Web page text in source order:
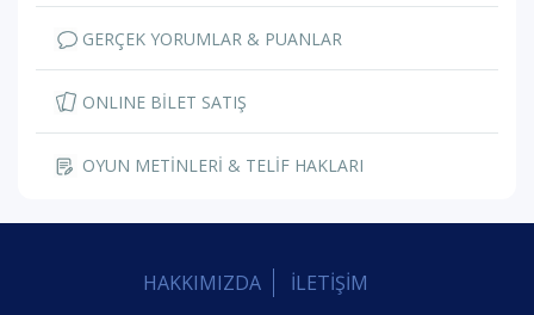
GERÇEK YORUMLAR & PUANLAR
ONLINE BİLET SATIŞ
OYUN METİNLERİ & TELİF HAKLARI
HAKKIMIZDA İLETİŞİM